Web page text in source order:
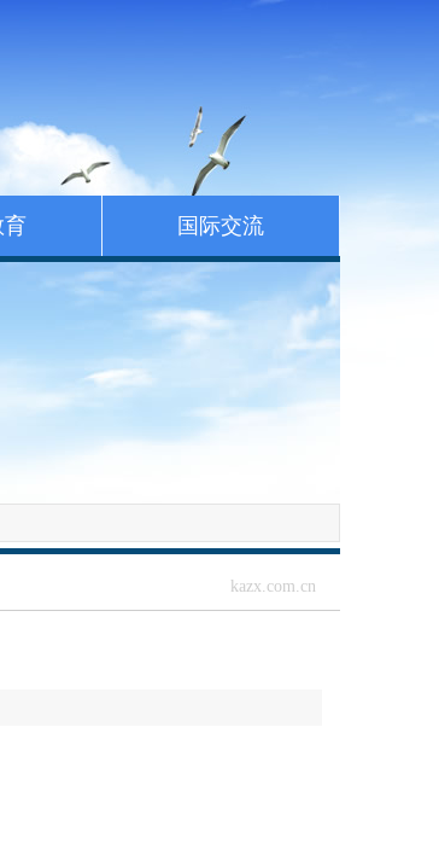
育 国际交流
kazx.com.cn